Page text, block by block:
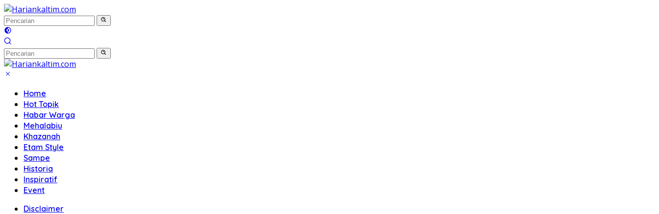
Langsung
ke
konten
Home
Hot Topik
Habar Warga
Mehalabiu
Khazanah
Etam Style
Sampe
Historia
Inspiratif
Event
Disclaimer